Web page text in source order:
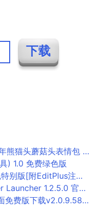
蘑菇头表情包 高清免费版
) 1.0 免费绿色版
版[附EditPlus注册机]
1.2.5.0 官方免费版
版下载v2.0.9.58 绿化版